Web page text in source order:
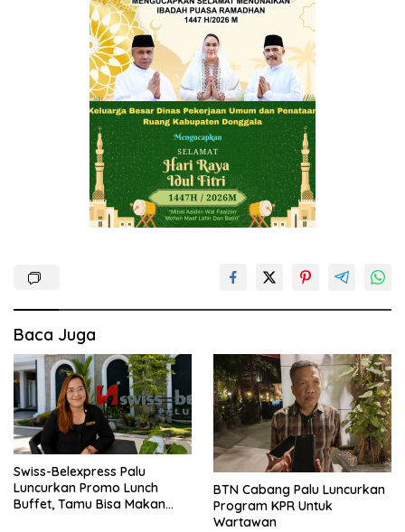
Baca Juga
Swiss-Belexpress Palu
Luncurkan Promo Lunch
Buffet, Tamu Bisa Makan
BTN Cabang Palu Luncurkan
Program KPR Untuk
Wartawan